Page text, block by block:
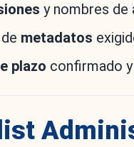
y nombres de
metadatos
plazo confirmado